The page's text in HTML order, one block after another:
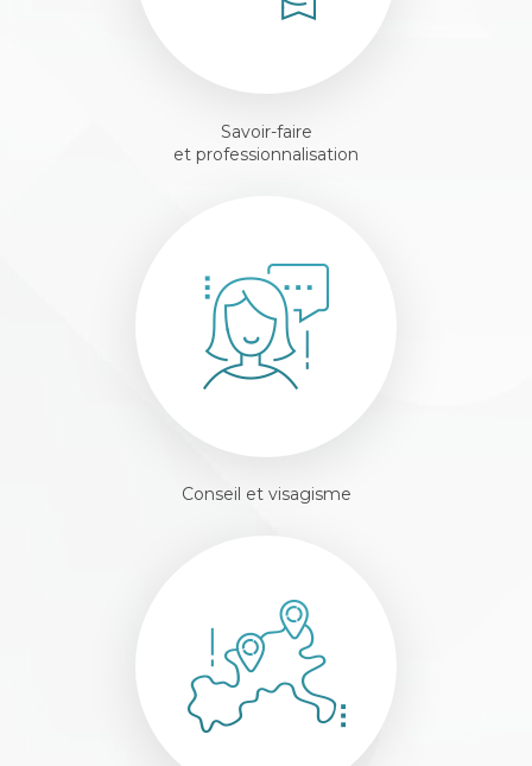
Savoir-faire
et professionnalisation
Conseil et visagisme